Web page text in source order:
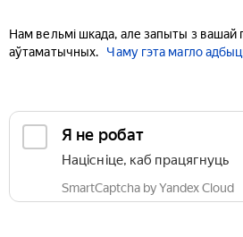
Нам вельмі шкада, але запыты з
аўтаматычных.
Чаму гэта магло
Я не робат
Націсніце, каб працягнуць
SmartCaptcha by Yandex Cloud